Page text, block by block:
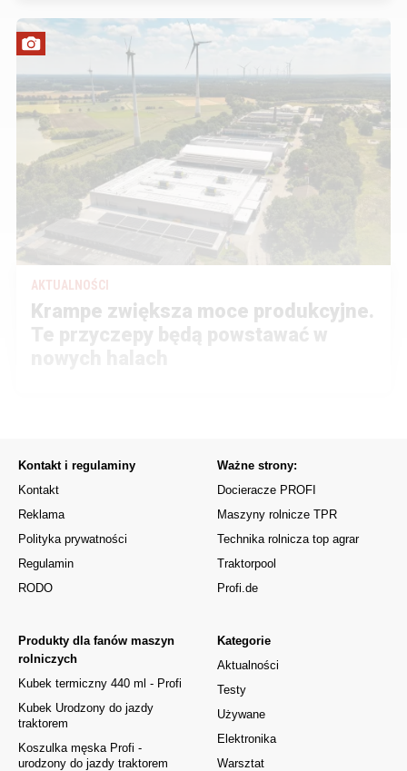
AKTUALNOŚCI
Krampe zwiększa moce produkcyjne.
Te przyczepy będą powstawać w
Kontakt i regulaminy
Kontakt
Reklama
Polityka prywatności
Regulamin
RODO
Kategorie
Aktualności
Testy
Używane
Elektronika
Warsztat
Produkty dla fanów maszyn
rolniczych
Kubek termiczny 440 ml - Profi
Kubek Urodzony do jazdy
traktorem
Koszulka męska Profi -
urodzony do jazdy traktorem
Ważne strony:
Docieracze PROFI
Maszyny rolnicze TPR
Technika rolnicza top agrar
Traktorpool
Profi.de